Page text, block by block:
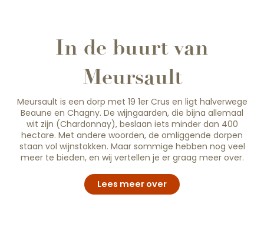
In de buurt van
Meursault
Meursault is een dorp met 19 1er Crus en ligt halverwege
Beaune en Chagny. De wijngaarden, die bijna allemaal
wit zijn (Chardonnay), beslaan iets minder dan 400
hectare. Met andere woorden, de omliggende dorpen
staan vol wijnstokken. Maar sommige hebben nog veel
meer te bieden, en wij vertellen je er graag meer over.
Lees meer over